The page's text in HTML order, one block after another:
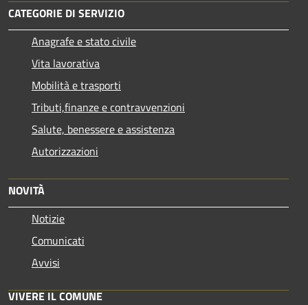
CATEGORIE DI SERVIZIO
Anagrafe e stato civile
Vita lavorativa
Mobilità e trasporti
Tributi,finanze e contravvenzioni
Salute, benessere e assistenza
Autorizzazioni
NOVITÀ
Notizie
Comunicati
Avvisi
VIVERE IL COMUNE